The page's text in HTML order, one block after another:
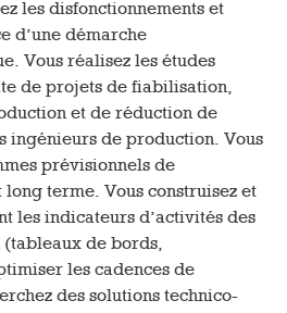
les disfonctionnements et
d’une démarche
Vous réalisez les études
de projets de fiabilisation,
et de réduction de
ingénieurs de production. Vous
prévisionnels de
terme. Vous construisez et
les indicateurs d’activités des
de bords,
les cadences de
des solutions technico-